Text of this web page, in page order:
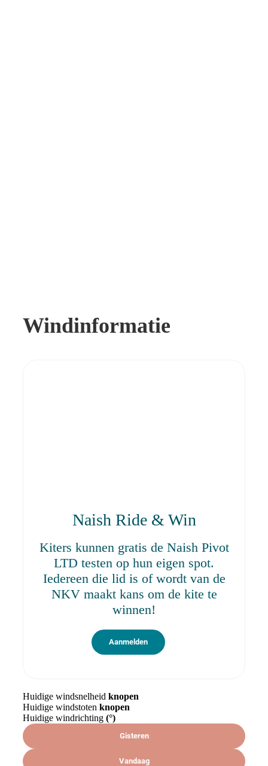
Windinformatie
Naish Ride & Win
Kiters kunnen gratis de Naish Pivot
LTD testen op hun eigen spot.
Iedereen die lid is of wordt van de
NKV maakt kans om de kite te
winnen!
Aanmelden
Huidige windsnelheid knopen
Huidige windstoten knopen
Huidige windrichting (°)
Gisteren
Vandaag